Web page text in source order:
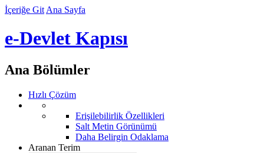
İçeriğe Git Ana Sayfa
e-Devlet Kapısı
Ana Bölümler
Hızlı Çözüm
Erişilebilirlik Özellikleri
Salt Metin Görünümü
Daha Belirgin Odaklama
Aranan Terim